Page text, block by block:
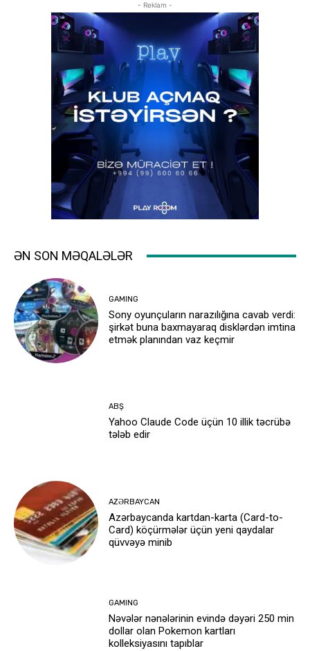
- Reklam -
ƏN SON MƏQALƏLƏR
GAMING
Sony oyunçuların narazılığına cavab verdi:
şirkət buna baxmayaraq disklərdən imtina
etmək planından vaz keçmir
ABŞ
Yahoo Claude Code üçün 10 illik təcrübə
tələb edir
AZƏRBAYCAN
Azərbaycanda kartdan-karta (Card-to-
Card) köçürmələr üçün yeni qaydalar
qüvvəyə minib
GAMING
Nəvələr nənələrinin evində dəyəri 250 min
dollar olan Pokemon kartları
kolleksiyasını tapıblar